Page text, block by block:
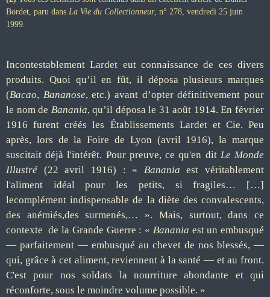
Bordet, paru dans La Vie du Collectionneur, n° 278, vendredi 25 juin
1999.
Incontestablement Lardet eut connaissance de ces divers
produits. Quoi qu’il en fût, il déposa plusieurs marques
(Bacao, Bananose, etc.) avant d’opter définitivement pour
le nom de Banania, qu’il déposa le 31 août 1914. En février
1916 furent créés les Établissements Lardet et Cie. Peu
après, lors de la Foire de Lyon (avril 1916), la marque
suscitait déjà l'intérêt. Pour preuve, ce qu'en dit Le Monde
Illustré (22 avril 1916) : « Banania est véritablement
l'aliment idéal pour les petits, si fragiles… […]
lecomplément indispensable de la diète des convalescents,
des anémiés,des surmenés,… ». Mais, surtout, dans ce
contexte de la Grande Guerre : « Banania est un embusqué
— parfaitement — embusqué au chevet de nos blessés, —
qui, grâce à cet aliment, reviennent à la santé — et au front.
C'est pour nos soldats la nourriture abondante et qui
réconforte, sous le moindre volume possible. »